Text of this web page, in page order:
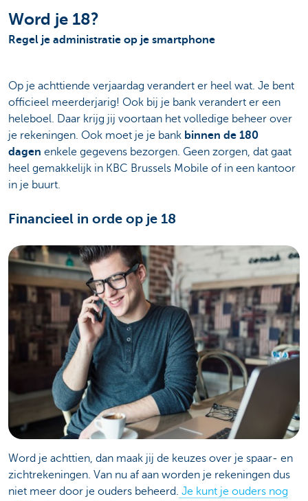
Word je 18?
Regel je administratie op je smartphone
Op je achttiende verjaardag verandert er heel wat. Je bent
officieel meerderjarig! Ook bij je bank verandert er een
heleboel. Daar krijg jij voortaan het volledige beheer over
je rekeningen. Ook moet je je bank binnen de 180
dagen enkele gegevens bezorgen. Geen zorgen, dat gaat
heel gemakkelijk in KBC Brussels Mobile of in een kantoor
in je buurt.
Financieel in orde op je 18
Word je achttien, dan maak jij de keuzes over je spaar- en
zichtrekeningen. Van nu af aan worden je rekeningen dus
niet meer door je ouders beheerd. Je kunt je ouders nog